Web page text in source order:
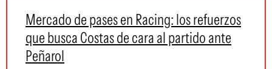
Mercado de pases en Racing: los refuerzos
que busca Costas de cara al partido ante
Peñarol